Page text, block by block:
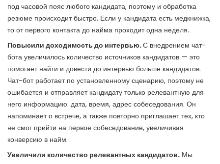
под часовой пояс любого кандидата, поэтому и обработка
резюме происходит быстро. Если у кандидата есть медкнижка,
то от первого контакта до найма проходит одна неделя.
Повысили доходимость до интервью.С внедрением чат-
бота увеличилось количество источников кандидатов — это
помогает найти и довести до интервью больше кандидатов.
Чат-бот работает по установленному сценарию, поэтому не
ошибается и отправляет кандидату только релевантную для
него информацию: дата, время, адрес собеседования. Он
напоминает о встрече, а также повторно приглашает тех, кто
не смог прийти на первое собеседование, увеличивая
конверсию в найм.
Увеличили количество релевантных кандидатов. Мы